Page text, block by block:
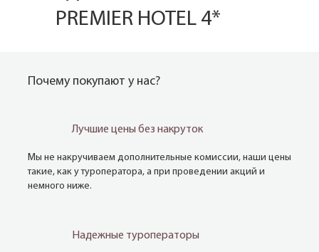
PREMIER HOTEL 4*
Почему покупают у нас?
Лучшие цены без накруток
Мы не накручиваем дополнительные комиссии, наши цены
такие, как у туроператора, а при проведении акций и
немного ниже.
Надежные туроператоры